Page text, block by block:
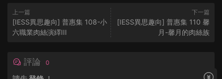
上一篇
[IESS異思趣向] 普惠集 108-小
六職業肉絲演繹III
下一篇
[IESS異思趣向] 普惠集 110 馨
月-馨月的肉絲族
評論 0